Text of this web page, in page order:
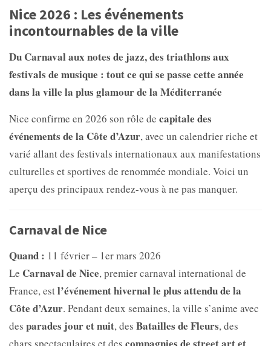
Nice 2026 : Les événements
incontournables de la ville
Du Carnaval aux notes de jazz, des triathlons aux
festivals de musique : tout ce qui se passe cette année
dans la ville la plus glamour de la Méditerranée
Nice confirme en 2026 son rôle de capitale des
événements de la Côte d’Azur, avec un calendrier riche et
varié allant des festivals internationaux aux manifestations
culturelles et sportives de renommée mondiale. Voici un
aperçu des principaux rendez-vous à ne pas manquer.
Carnaval de Nice
Quand : 11 février – 1er mars 2026
Le Carnaval de Nice, premier carnaval international de
France, estl’événement hivernal le plus attendu de la
Côte d’Azur. Pendant deux semaines, la ville s’anime avec
des parades jour et nuit, des Batailles de Fleurs, des
chars spectaculaires et des